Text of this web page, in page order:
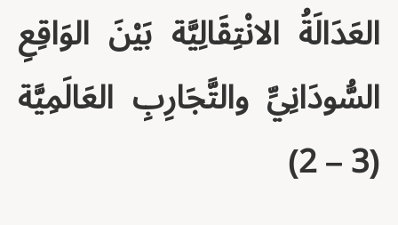
العَدَالَةُ الانْتِقَالِيَّة بَيْنَ الوَاقِعِ
(2 – 3)